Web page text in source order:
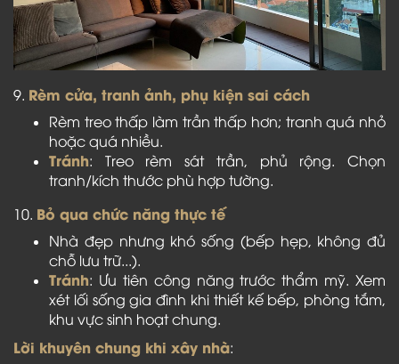
9. Rèm cửa, tranh ảnh, phụ kiện sai cách
Rèm treo thấp làm trần thấp hơn; tranh quá nhỏ
hoặc quá nhiều.
Tránh: Treo rèm sát trần, phủ rộng. Chọn
tranh/kích thước phù hợp tường.
10. Bỏ qua chức năng thực tế
Nhà đẹp nhưng khó sống (bếp hẹp, không đủ
chỗ lưu trữ...).
Tránh: Ưu tiên công năng trước thẩm mỹ. Xem
xét lối sống gia đình khi thiết kế bếp, phòng tắm,
khu vực sinh hoạt chung.
Lời khuyên chung khi xây nhà: